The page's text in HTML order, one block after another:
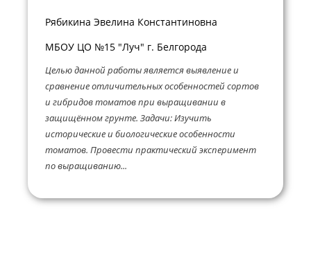
Рябикина Эвелина Константиновна
МБОУ ЦО №15 "Луч" г. Белгорода
Целью данной работы является выявление и
сравнение отличительных особенностей сортов
и гибридов томатов при выращивании в
защищённом грунте. Задачи: Изучить
исторические и биологические особенности
томатов. Провести практический эксперимент
по выращиванию...